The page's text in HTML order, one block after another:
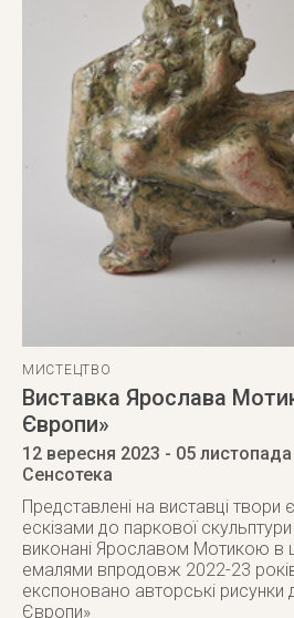
МИСТЕЦТВО
Виставка Ярослава
Європи»
12 вересня 2023 - 05
Сенсотека
Представлені на виставці твори
ескізами до паркової
виконані Ярославом Мотикою в
емалями впродовж 2022-23
експоновано авторські рисунки
Європи»